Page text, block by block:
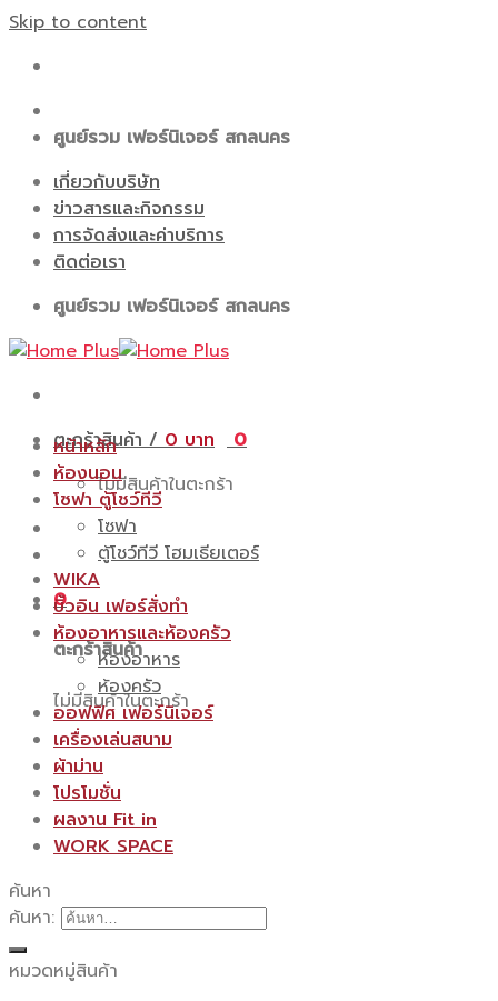
Skip to content
ศูนย์รวม เฟอร์นิเจอร์ สกลนคร
เกี่ยวกับบริษัท
ข่าวสารและกิจกรรม
การจัดส่งและค่าบริการ
ติดต่อเรา
ศูนย์รวม เฟอร์นิเจอร์ สกลนคร
ตะกร้าสินค้า /0
0
ไม่มีสินค้าในตะกร้า
0
ตะกร้าสินค้า
ไม่มีสินค้าในตะกร้า
หน้าหลัก
ห้องนอน
โซฟา ตู้โชว์ทีวี
โซฟา
ตู้โชว์ทีวี โฮมเธียเตอร์
WIKA
บิ้วอิน เฟอร์สั่งทำ
ห้องอาหารและห้องครัว
ห้องอาหาร
ห้องครัว
ออฟฟิศ เฟอร์นิเจอร์
เครื่องเล่นสนาม
ผ้าม่าน
โปรโมชั่น
ผลงาน Fit in
WORK SPACE
ค้นหา
ค้นหา:
หมวดหมู่สินค้า